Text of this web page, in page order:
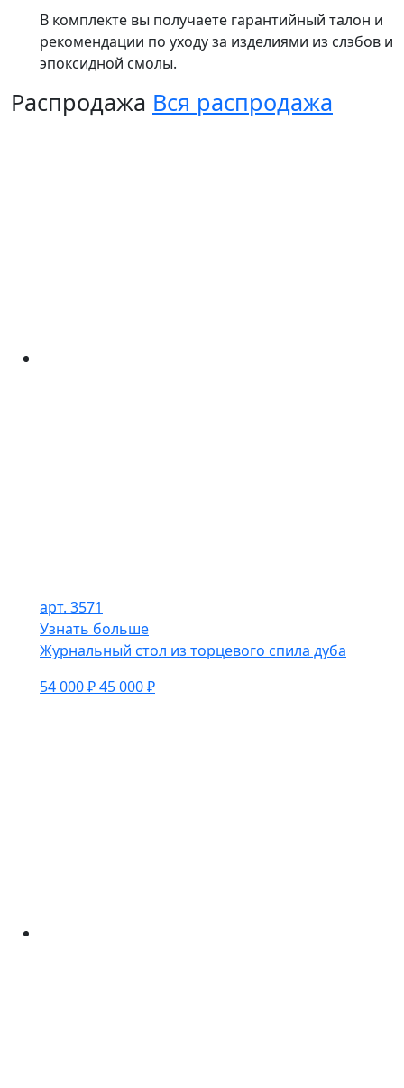
В комплекте вы получаете гарантийный талон и
рекомендации по уходу за изделиями из слэбов и
эпоксидной смолы.
Распродажа Вся распродажа
арт. 3571
Узнать больше
Журнальный стол из торцевого спила дуба
54 000 ₽45 000 ₽